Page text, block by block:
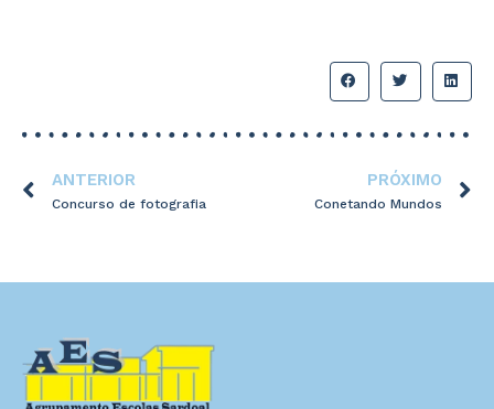
ANTERIOR
Concurso de fotografia
PRÓXIMO
Conetando Mundos